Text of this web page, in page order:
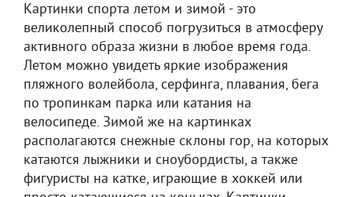
Картинки спорта летом и зимой - это
великолепный способ погрузиться в атмосферу
активного образа жизни в любое время года.
Летом можно увидеть яркие изображения
пляжного волейбола, серфинга, плавания, бега
по тропинкам парка или катания на
велосипеде. Зимой же на картинках
располагаются снежные склоны гор, на которых
катаются лыжники и сноубордисты, а также
фигуристы на катке, играющие в хоккей или